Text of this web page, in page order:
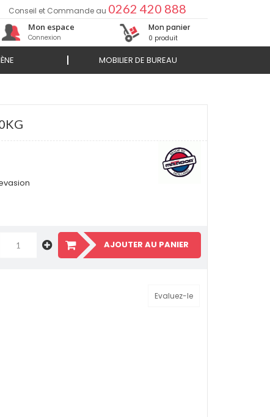
Conseil et Commande au 0262 420 888
Mon espace
Connexion
Mon panier
0 produit
MOBILIER DE BUREAU
AJOUTER AU PANIER
Evaluez-le